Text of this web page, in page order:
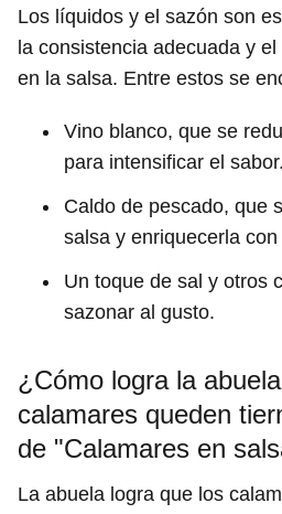
Los líquidos y el sazón son
la consistencia adecuada y
en la salsa. Entre estos se
Vino blanco, que se
para intensificar el sabor.
Caldo de pescado, que
salsa y enriquecerla
Un toque de sal y otros
sazonar al gusto.
¿Cómo logra la
calamares queden
de "Calamares en
La abuela logra que los